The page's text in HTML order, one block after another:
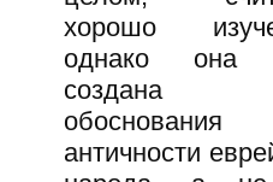
хорошо
однако она
создана
обоснования
античности